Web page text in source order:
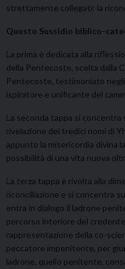
strettamente collegati: la
Questo Sussidio biblico-
La prima è dedicata alla
della Pentecoste, scelta dalla
Pentecoste, testimoniato
ispiratore e unificante del
La seconda tappa si concentra
rivelazione dei tredici nomi di
appunto la misericordia divina
possibilità di una vita nuova
La terza tappa è rivolta alla
riconciliazione e si concentra
entra in dialogo il ladrone
percorso interiore del
rappresentazione della co-
peccatore impenitente, per
ladrone, quello penitente,